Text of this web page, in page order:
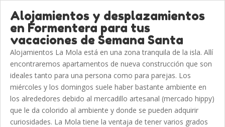
Alojamientos y desplazamientos
en Formentera para tus
vacaciones de Semana Santa
Alojamientos La Mola está en una zona tranquila de la isla. Allí
encontraremos apartamentos de nueva construcción que son
ideales tanto para una persona como para parejas. Los
miércoles y los domingos suele haber bastante ambiente en
los alrededores debido al mercadillo artesanal (mercado hippy)
que le da colorido al ambiente y donde se pueden adquirir
curiosidades. La Mola tiene la ventaja de tener varios grados